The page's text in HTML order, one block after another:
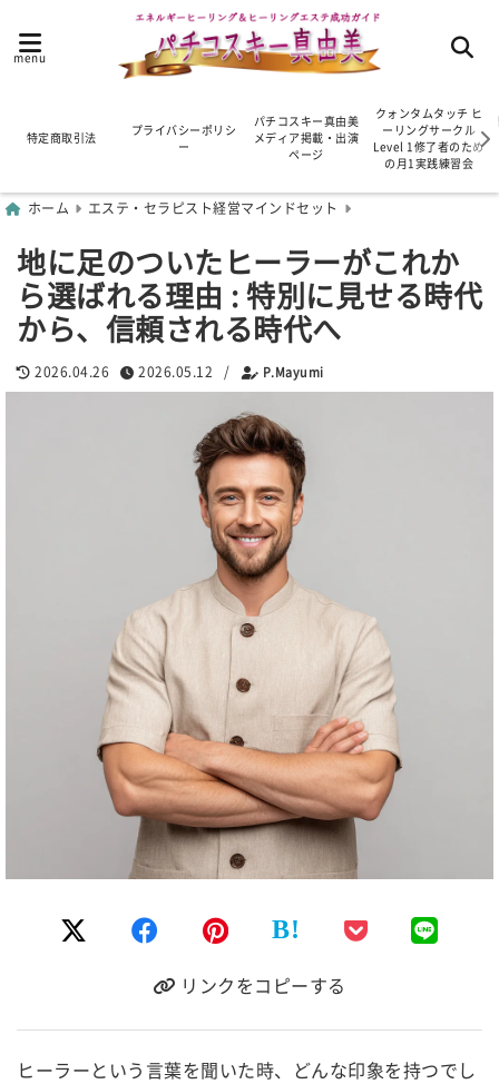
menu
特定商取引法
プライバシーポリシ
ー
パチコスキー真由美
メディア掲載・出演
ページ
クォンタムタッチ ヒ
ーリングサークル
Level 1修了者のため
の月1実践練習会
ホーム エステ・セラピスト経営マインドセット
地に足のついたヒーラーがこれか
ら選ばれる理由 : 特別に見せる時代
から、信頼される時代へ
2026.04.26 2026.05.12 / P.Mayumi
B!
リンクをコピーする
ヒーラーという言葉を聞いた時、どんな印象を持つでし